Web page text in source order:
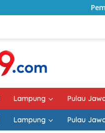
Pemkab Lampung Selatan
Lampung Pulau
Lampung Pulau